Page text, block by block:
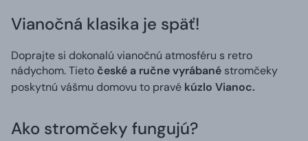
Vianočná klasika je späť!
Doprajte si dokonalú vianočnú atmosféru s retro
nádychom. Tieto české a ručne vyrábané stromčeky
poskytnú vášmu domovu to pravé kúzlo Vianoc.
Ako stromčeky fungujú?